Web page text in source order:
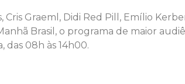
Graeml, Didi Red Pill, Emílio
Brasil, o programa de maior
das 08h às 14h00.